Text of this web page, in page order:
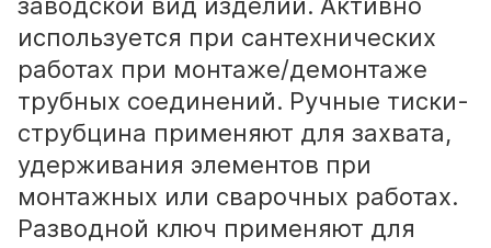
используется при сантехнических
работах при монтаже/демонтаже
трубных соединений. Ручные тиски-
струбцина применяют для захвата,
удерживания элементов при
монтажных или сварочных работах.
Разводной ключ применяют для